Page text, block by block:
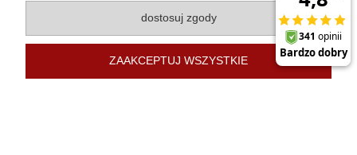
795 020 766
dostosuj zgody
ZAAKCEPTUJ WSZYSTKIE